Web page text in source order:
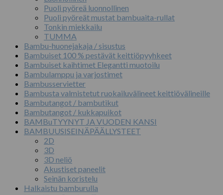
Puoli pyöreä luonnollinen
Puoli pyöreät mustat bambuaita-rullat
Tonkin miekkailu
TUMMA
Bambu-huonejakaja / sisustus
Bambuiset 100 % pestävät keittiöpyyhkeet
Bambuiset kaihtimet Elegantti muotoilu
Bambulamppu ja varjostimet
Bambusservietter
Bambusta valmistetut ruokailuvälineet keittiövälineille
Bambutangot / bambutikut
Bambutangot / kukkapuikot
BAMBuTYYNYT JA VUODEN KANSI
BAMBUUSISEINÄPÄÄLLYSTEET
2D
3D
3D neliö
Akustiset paneelit
Seinän koristelu
Halkaistu bamburulla